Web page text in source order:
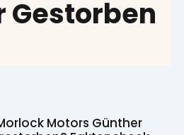
Gestorben
Motors Günther